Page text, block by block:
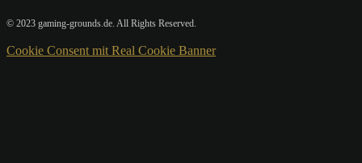
© 2023 gaming-grounds.de. All Rights Reserved.
Cookie Consent mit Real Cookie Banner